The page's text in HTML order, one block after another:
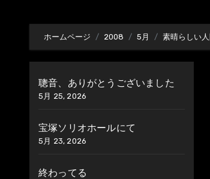
ホームページ 2008 5月 素晴らしい
聰音、ありがとうございました
5月 25, 2026
宝塚ソリオホールにて
5月 23, 2026
終わってる